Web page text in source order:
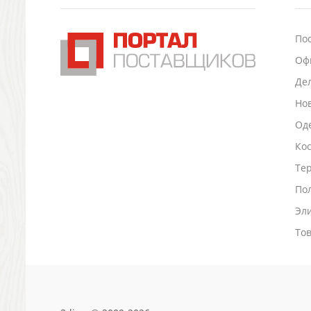
Подставки для визиток записок телефонов
Промо
Антистрессы